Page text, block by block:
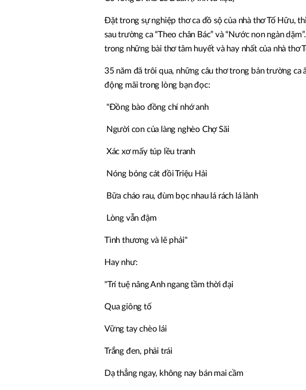
Đặt trong sự nghiệp thơ ca đồ sộ của nhà thơ Tố Hữu,
sau trường ca “Theo chân Bác” và “Nước non ngàn
trong những bài thơ tâm huyết và hay nhất của nhà thơ
35 năm đã trôi qua, những câu thơ trong bản trường ca
động mãi trong lòng bạn đọc:
"Đồng bào đồng chí nhớ anh
Người con của làng nghèo Chợ Sãi
Xác xơ mấy túp lều tranh
Nóng bỏng cát đồi Triệu Hải
Bữa cháo rau, đùm bọc nhau lá rách lá lành
Lòng vẫn đậm
Tình thương và lẽ phải"
Hay như:
"Trí tuệ nâng Anh ngang tầm thời đại
Qua giông tố
Vững tay chèo lái
Trắng đen, phải trái
Dạ thẳng ngay, không nay bán mai cầm